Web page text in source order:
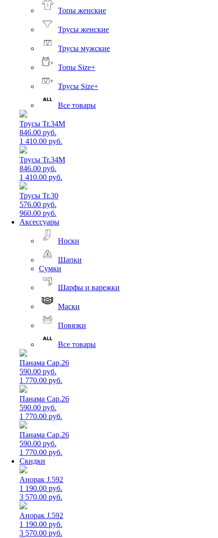
Топы женские
Трусы женские
Трусы мужские
Топы Size+
Трусы Size+
Все товары
Трусы Tr.34M
846.00 руб.
1 410.00 руб.
Трусы Tr.34M
846.00 руб.
1 410.00 руб.
Трусы Tr.30
576.00 руб.
960.00 руб.
Аксессуары
Носки
Шапки
Сумки
Шарфы и варежки
Маски
Повязки
Все товары
Панама Cap.26
590.00 руб.
1 770.00 руб.
Панама Cap.26
590.00 руб.
1 770.00 руб.
Панама Cap.26
590.00 руб.
1 770.00 руб.
Скидки
Анорак J.592
1 190.00 руб.
3 570.00 руб.
Анорак J.592
1 190.00 руб.
3 570.00 руб.